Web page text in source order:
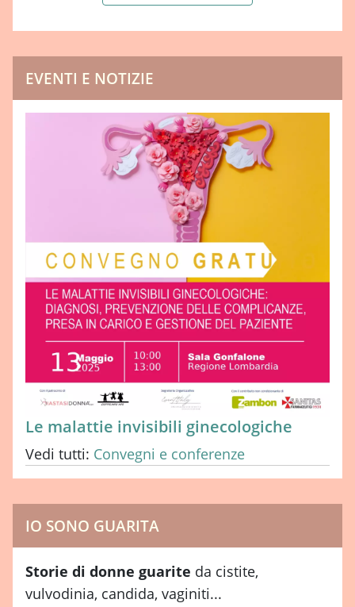
EVENTI E NOTIZIE
Le malattie invisibili ginecologiche
Vedi tutti: Convegni e conferenze
IO SONO GUARITA
Storie di donne guarite da cistite,
vulvodinia, candida, vaginiti...